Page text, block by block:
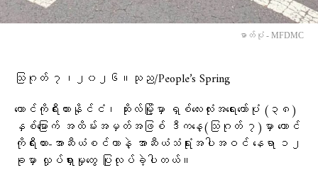
ဓာတ်ပုံ - MFDMC
သြဂုတ် ၇၊၂၀၂၆။သုည/People’s Spring
တောင်ကိုရီးယားနိုင်ငံ၊ ဆိုးလ်မြို့မှာ ရှစ်လေးလုံးအရေးတော်ပုံ (၃၈)
နှစ်မြောက် အထိမ်းအမှတ်အဖြစ် ဒီကနေ့(သြဂုတ် ၇)မှာ တောင်
ကိုရီးယား-အာဆီယံစင်တာနဲ့ အာဆီယံသံရုံးအပါအဝင် နေရာ ၁၂
ခုမှာ လှုပ်ရှားမှုတွေ ပြုလုပ်ခဲ့ပါတယ်။